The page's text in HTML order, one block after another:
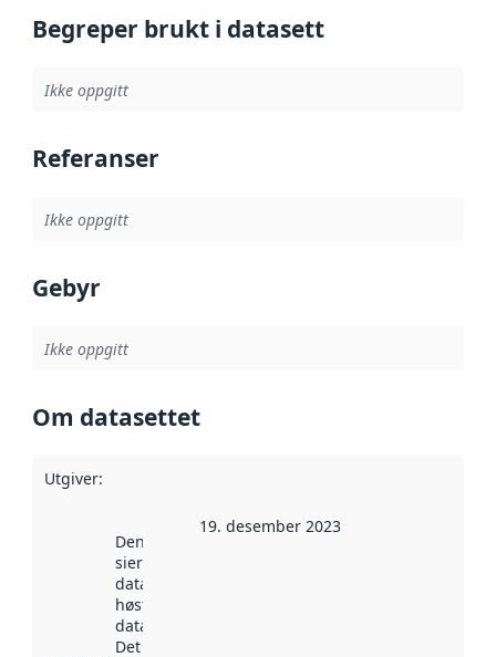
Begreper brukt i datasett
Ikke oppgitt
Referanser
Ikke oppgitt
Gebyr
Ikke oppgitt
Om datasettet
Utgiver:
Denne datoen
sier når
datasettet ble
høstet av
data.norge.no.
Det kan ha
19. desember 2023